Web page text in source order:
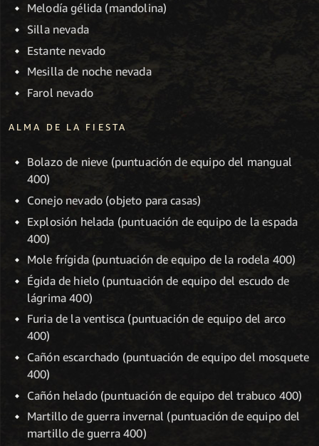
Melodía gélida (mandolina)
Silla nevada
Estante nevado
Mesilla de noche nevada
Farol nevado
ALMA DE LA FIESTA
Bolazo de nieve (puntuación de equipo del mangual
400)
Conejo nevado (objeto para casas)
Explosión helada (puntuación de equipo de la espada
400)
Mole frígida (puntuación de equipo de la rodela 400)
Égida de hielo (puntuación de equipo del escudo de
lágrima 400)
Furia de la ventisca (puntuación de equipo del arco
400)
Cañón escarchado (puntuación de equipo del mosquete
400)
Cañón helado (puntuación de equipo del trabuco 400)
Martillo de guerra invernal (puntuación de equipo del
martillo de guerra 400)